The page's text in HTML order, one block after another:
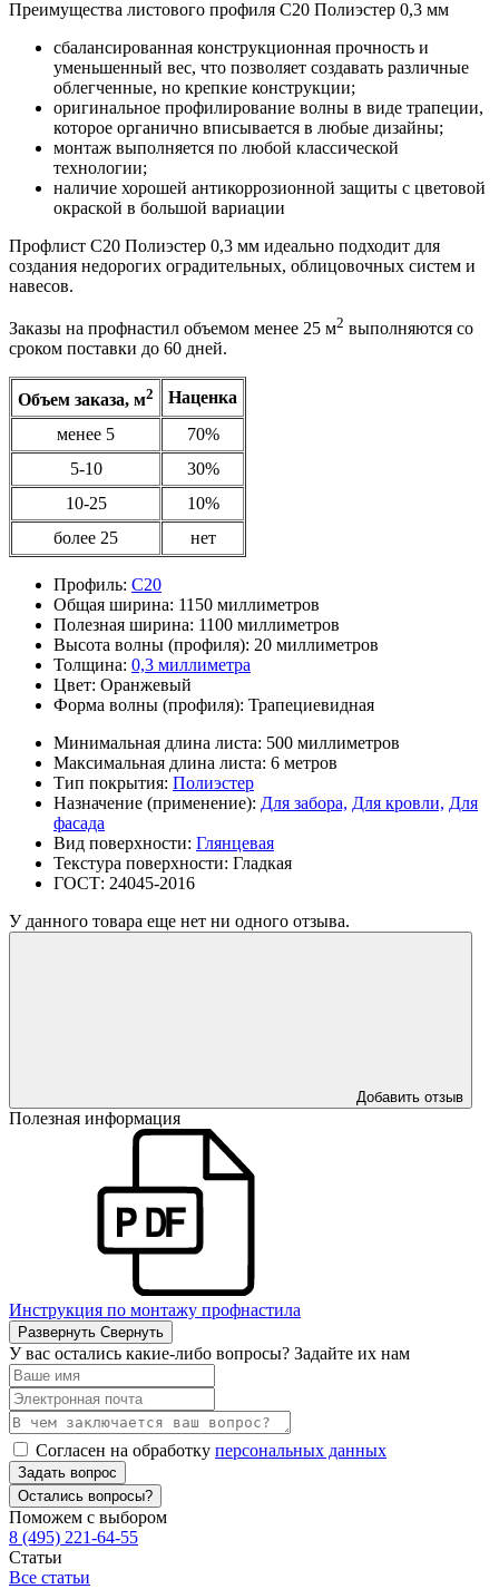
Преимущества листового профиля С20 Полиэстер 0,3 мм
сбалансированная конструкционная прочность и
уменьшенный вес, что позволяет создавать различные
облегченные, но крепкие конструкции;
оригинальное профилирование волны в виде трапеции,
которое органично вписывается в любые дизайны;
монтаж выполняется по любой классической
технологии;
наличие хорошей антикоррозионной защиты с цветовой
окраской в большой вариации
Профлист С20 Полиэстер 0,3 мм идеально подходит для
создания недорогих оградительных, облицовочных систем и
навесов.
Заказы на профнастил объемом менее 25 м2 выполняются со
сроком поставки до 60 дней.
Объем заказа, м2
Наценка
менее 5
70%
5-10
30%
10-25
10%
более 25
нет
Профиль: С20
Общая ширина: 1150 миллиметров
Полезная ширина: 1100 миллиметров
Высота волны (профиля): 20 миллиметров
Толщина: 0,3 миллиметра
Цвет: Оранжевый
Форма волны (профиля): Трапециевидная
Минимальная длина листа: 500 миллиметров
Максимальная длина листа: 6 метров
Тип покрытия: Полиэстер
Назначение (применение): Для забора, Для кровли, Для
фасада
Вид поверхности: Глянцевая
Текстура поверхности: Гладкая
ГОСТ: 24045-2016
У данного товара еще нет ни одного отзыва.
Добавить отзыв
Полезная информация
Инструкция по монтажу профнастила
Развернуть Свернуть
У вас остались какие-либо вопросы? Задайте их нам
Согласен на обработку персональных данных
Задать вопрос
Остались вопросы?
Поможем с выбором
8 (495) 221-64-55
Статьи
Все статьи